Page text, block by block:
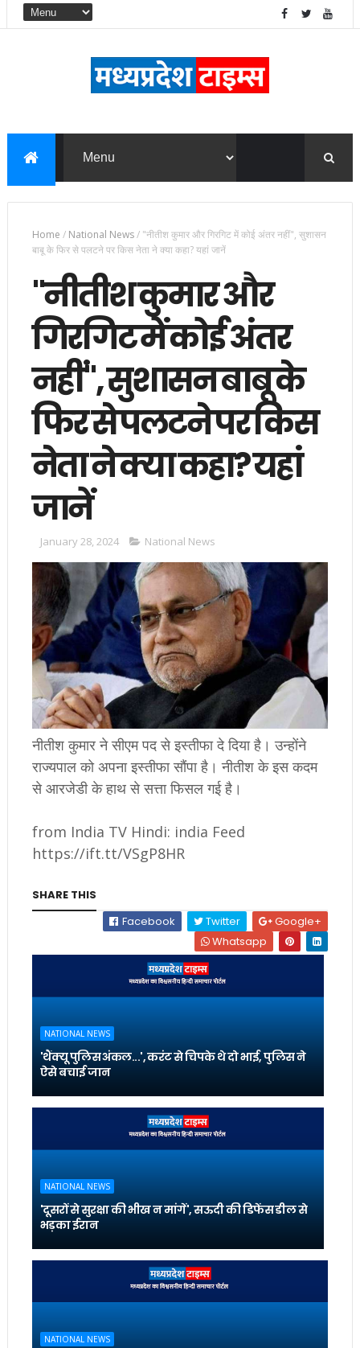
Home / National News/ "नीतीश कुमार और गिरगिट में कोई अंतर नहीं", सुशासन
बाबू के फिर से पलटने पर किस नेता ने क्या कहा? यहां जानें
"नीतीश कुमार और
गिरगिट में कोई अंतर
नहीं", सुशासन बाबू के
फिर से पलटने पर किस
नेता ने क्या कहा? यहां
जानें
January 28, 2024 National News
नीतीश कुमार ने सीएम पद से इस्तीफा दे दिया है। उन्होंने
राज्यपाल को अपना इस्तीफा सौंपा है। नीतीश के इस कदम
से आरजेडी के हाथ से सत्ता फिसल गई है।
from India TV Hindi: india Feed
https://ift.tt/VSgP8HR
SHARE THIS
Facebook
Twitter
Google+
Whatsapp
NATIONAL NEWS
'थैंक्यू पुलिस अंकल...', करंट से चिपके थे दो भाई, पुलिस ने
ऐसे बचाई जान
NATIONAL NEWS
'दूसरों से सुरक्षा की भीख न मांगें', सऊदी की डिफेंस डील से
भड़का ईरान
NATIONAL NEWS